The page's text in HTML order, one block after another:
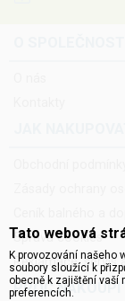
Správa cookies
Reklamace, servis
PROČ
Tato webová
K provozování našeho
soubory sloužící k
obecně k zajištění vaší
preferencích.